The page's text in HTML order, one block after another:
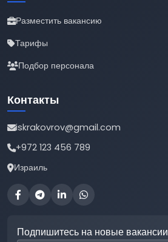
Разместить вакансию
Тарифы
Подбор персонала
Контакты
iskrakovrov@gmail.com
+972 123 456 789
Израиль
Подпишитесь на новые вакансии